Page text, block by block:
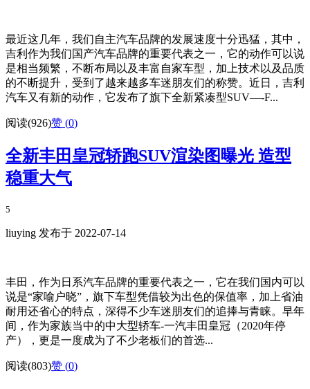
最近这几年，我们自主汽车品牌的发展速度十分迅猛，其中，
吉利作为我们国产汽车品牌的重要代表之一，它的动作可以说
是相当频繁，不断布局以及丰富自家车型，加上技术以及品质
的不断提升，受到了越来越多车迷朋友们的称赞。近日，吉利
汽车又有新的动作，它发布了旗下全新紧凑型SUV—-F...
阅读(926)赞 (0)
全新丰田皇冠轿跑SUV渲染图曝光 造型
稳重大气
5
liuying 发布于 2022-07-14
丰田，作为日系汽车品牌的重要代表之一，它在我们国内可以
说是“家喻户晓”，旗下车型凭借较为出色的保值率，加上省油
耐用还省心的特点，深得不少车迷朋友们的追捧与青睐。早年
间，作为家族当中的中大型轿车-一汽丰田皇冠（2020年停
产），更是一度成为了不少老板们的首选...
阅读(803)赞 (0)